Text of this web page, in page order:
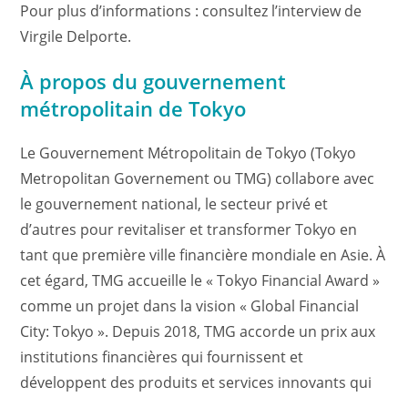
Pour plus d’informations : consultez l’interview de
Virgile Delporte.
À propos du gouvernement
métropolitain de Tokyo
Le Gouvernement Métropolitain de Tokyo (Tokyo
Metropolitan Governement ou TMG) collabore avec
le gouvernement national, le secteur privé et
d’autres pour revitaliser et transformer Tokyo en
tant que première ville financière mondiale en Asie. À
cet égard, TMG accueille le « Tokyo Financial Award »
comme un projet dans la vision « Global Financial
City: Tokyo ». Depuis 2018, TMG accorde un prix aux
institutions financières qui fournissent et
développent des produits et services innovants qui